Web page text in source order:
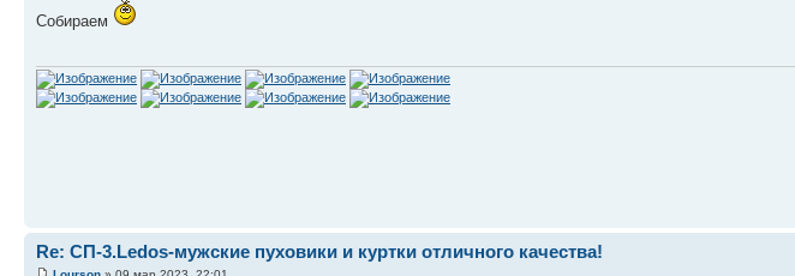
Собираем
Re: СП-3.Ledos-мужские пуховики и куртки отличного качества!